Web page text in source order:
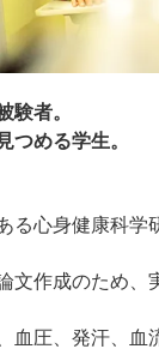
者。
める学生。
心身健康科学
作成のため、
血圧、発汗、